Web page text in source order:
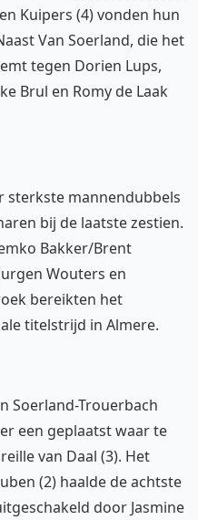
Kuipers (4) vonden hun
Van Soerland, die het
tegen Dorien Lups,
Brul en Romy de Laak
sterkste mannendubbels
bij de laatste zestien.
Bakker/Brent
Wouters en
bereikten het
titelstrijd in Almere.
Soerland-Trouerbach
een geplaatst waar te
van Daal (3). Het
(2) haalde de achtste
door Jasmine